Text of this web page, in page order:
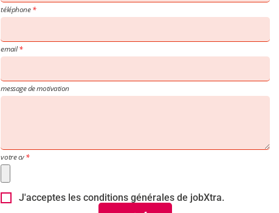
téléphone
email
message de motivation
votre cv
J'acceptes les conditions générales de jobXtra.